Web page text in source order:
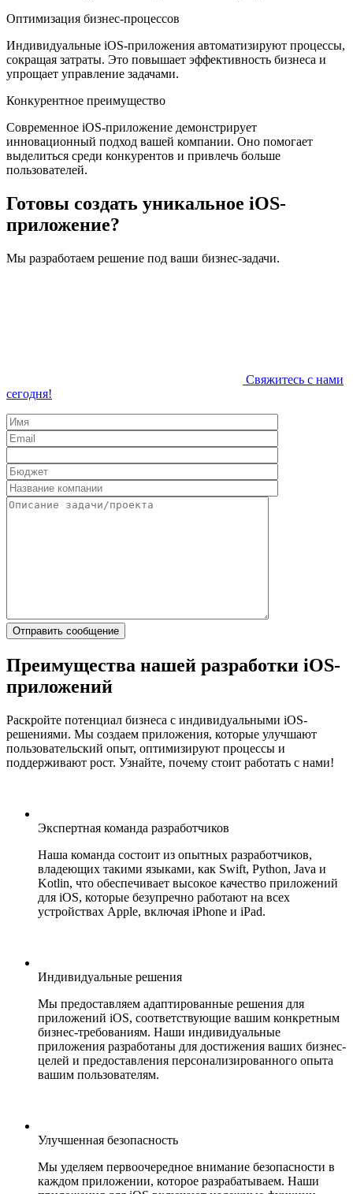
Оптимизация бизнес-процессов
Индивидуальные iOS-приложения автоматизируют процессы,
сокращая затраты. Это повышает эффективность бизнеса и
упрощает управление задачами.
Конкурентное преимущество
Современное iOS-приложение демонстрирует
инновационный подход вашей компании. Оно помогает
выделиться среди конкурентов и привлечь больше
пользователей.
Готовы создать уникальное iOS-
приложение?
Мы разработаем решение под ваши бизнес-задачи.
Свяжитесь с нами
сегодня!
Преимущества нашей разработки iOS-
приложений
Раскройте потенциал бизнеса с индивидуальными iOS-
решениями. Мы создаем приложения, которые улучшают
пользовательский опыт, оптимизируют процессы и
поддерживают рост. Узнайте, почему стоит работать с нами!
Экспертная команда разработчиков
Наша команда состоит из опытных разработчиков,
владеющих такими языками, как Swift, Python, Java и
Kotlin, что обеспечивает высокое качество приложений
для iOS, которые безупречно работают на всех
устройствах Apple, включая iPhone и iPad.
Индивидуальные решения
Мы предоставляем адаптированные решения для
приложений iOS, соответствующие вашим конкретным
бизнес-требованиям. Наши индивидуальные
приложения разработаны для достижения ваших бизнес-
целей и предоставления персонализированного опыта
вашим пользователям.
Улучшенная безопасность
Мы уделяем первоочередное внимание безопасности в
каждом приложении, которое разрабатываем. Наши